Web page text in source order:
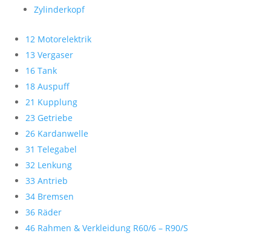
Zylinderkopf
12 Motorelektrik
13 Vergaser
16 Tank
18 Auspuff
21 Kupplung
23 Getriebe
26 Kardanwelle
31 Telegabel
32 Lenkung
33 Antrieb
34 Bremsen
36 Räder
46 Rahmen & Verkleidung R60/6 – R90/S